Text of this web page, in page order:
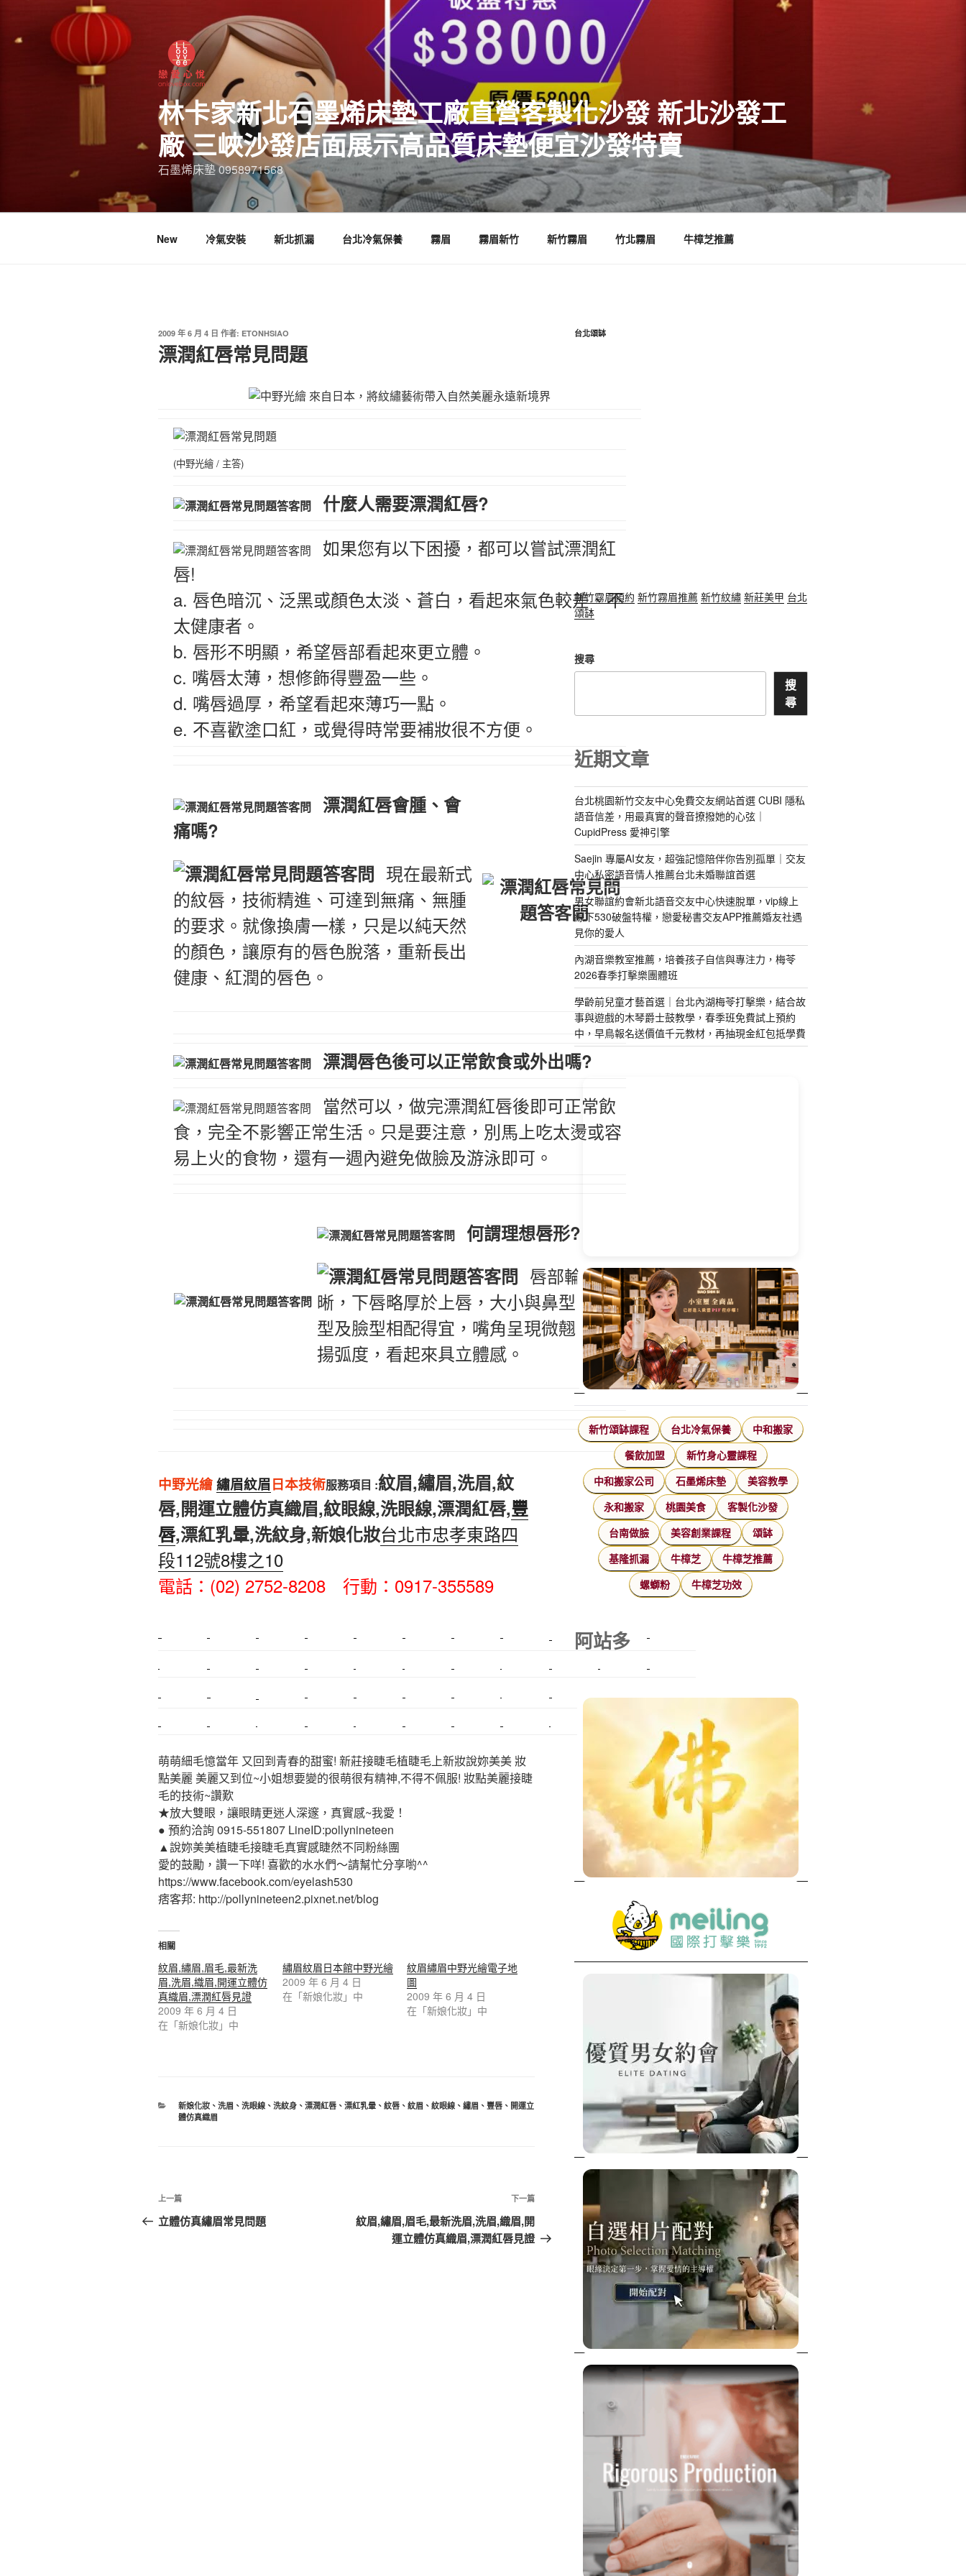
林卡家新北石墨烯床墊工廠直營客製化沙發 新北沙發工
廠 三峽沙發店面展示高品質床墊便宜沙發特賣
石墨烯床墊 0958971568
New 冷氣安裝 新北抓漏 台北冷氣保養 霧眉 霧眉新竹 新竹霧眉 竹北霧眉 牛樟芝推薦
2009 年 6 月 4 日 作者: ETONHSIAO
漂潤紅唇常見問題
(中野光繪 / 主答)
什麼人需要漂潤紅唇?
如果您有以下困擾，都可以嘗試漂潤紅
唇!
a. 唇色暗沉、泛黑或顏色太淡、蒼白，看起來氣色較差、不
太健康者。
b. 唇形不明顯，希望唇部看起來更立體。
c. 嘴唇太薄，想修飾得豐盈一些。
d. 嘴唇過厚，希望看起來薄巧一點。
e. 不喜歡塗口紅，或覺得時常要補妝很不方便。
漂潤紅唇會腫、會
痛嗎?
現在最新式
的紋唇，技術精進、可達到無痛、無腫
的要求。就像換膚一樣，只是以純天然
的顏色，讓原有的唇色脫落，重新長出
健康、紅潤的唇色。
漂潤唇色後可以正常飲食或外出嗎?
當然可以，做完漂潤紅唇後即可正常飲
食，完全不影響正常生活。只是要注意，別馬上吃太燙或容
易上火的食物，還有一週內避免做臉及游泳即可。
何謂理想唇形?
唇部輪廓清
晰，下唇略厚於上唇，大小與鼻型、眼
型及臉型相配得宜，嘴角呈現微翹、上
揚弧度，看起來具立體感。
中野光繪繡眉紋眉日本技術服務項目 :紋眉,繡眉,洗眉,紋
唇,開運立體仿真織眉,紋眼線,洗眼線,漂潤紅唇,豐
唇,漂紅乳暈,洗紋身,新娘化妝台北市忠孝東路四
段112號8樓之10
電話 ： (02) 2752-8208 行動 ： 0917-355589
萌萌細毛憶當年 又回到青春的甜蜜! 新莊接睫毛植睫毛上新妝說妳美美 妝
點美麗 美麗又到位~小姐想要變的很萌很有精神,不得不佩服! 妝點美麗接睫
毛的技術~讚歎
★放大雙眼，讓眼睛更迷人深邃，真實感~我愛！
● 預約洽詢 0915-551807 LineID:pollynineteen
▲說妳美美植睫毛接睫毛真實感睫然不同粉絲團
愛的鼓勵，讚一下咩! 喜歡的水水們～請幫忙分享喲^^
https://www.facebook.com/eyelash530
痞客邦: http://pollynineteen2.pixnet.net/blog
相關
紋眉,繡眉,眉毛,最新洗
眉,洗眉,織眉,開運立體仿
真織眉,漂潤紅唇見證
2009 年 6 月 4 日
在「新娘化妝」中
繡眉紋眉日本館中野光繪
2009 年 6 月 4 日
在「新娘化妝」中
紋眉繡眉中野光繪電子地
圖
2009 年 6 月 4 日
在「新娘化妝」中
新娘化妝、 洗眉 、 洗眼線、 洗紋身、 漂潤紅唇、 漂紅乳暈、 紋唇、 紋眉 、 紋眼線、 繡眉 、 豐唇、 開運立
體仿真織眉
上一篇
立體仿真繡眉常見問題
下一篇
紋眉,繡眉,眉毛,最新洗眉,洗眉,織眉,開
運立體仿真織眉,漂潤紅唇見證
台北頌缽
新竹霧眉預約 新竹霧眉推薦 新竹紋繡 新莊美甲 台北
頌缽
搜尋
搜
尋
近期文章
台北桃園新竹交友中心免費交友網站首選 CUBI 隱私
語音信差，用最真實的聲音撩撥她的心弦｜
CupidPress 愛神引擎
Saejin 專屬AI女友，超強記憶陪伴你告別孤單｜交友
中心私密語音情人推薦台北未婚聯誼首選
男女聯誼約會新北語音交友中心快速脫單，vip線上
線下530破盤特權，戀愛秘書交友APP推薦婚友社遇
見你的愛人
內湖音樂教室推薦，培養孩子自信與專注力，梅苓
2026春季打擊樂團體班
學齡前兒童才藝首選｜台北內湖梅苓打擊樂，結合故
事與遊戲的木琴爵士鼓教學，春季班免費試上預約
中，早鳥報名送價值千元教材，再抽現金紅包抵學費
新竹頌缽課程 台北冷氣保養 中和搬家
餐飲加盟 新竹身心靈課程
中和搬家公司 石墨烯床墊 美容教學
永和搬家 桃園美食 客製化沙發
台南做臉 美容創業課程 頌缽
基隆抓漏 牛樟芝 牛樟芝推薦
螺螄粉 牛樟芝功效
阿站多